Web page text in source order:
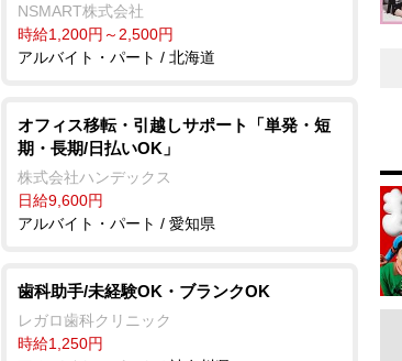
NSMART株式会社
時給1,200円～2,500円
アルバイト・パート / 北海道
オフィス移転・引越しサポート「単発・短
期・長期/日払いOK」
株式会社ハンデックス
日給9,600円
アルバイト・パート / 愛知県
歯科助手/未経験OK・ブランクOK
レガロ歯科クリニック
時給1,250円